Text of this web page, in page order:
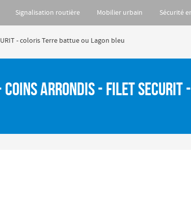
Signalisation routière Mobilier urbain Sécurité
- coloris Terre battue ou Lagon bleu
coins arrondis - filet